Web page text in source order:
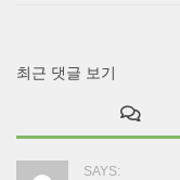
최근 댓글 보기
SAYS: